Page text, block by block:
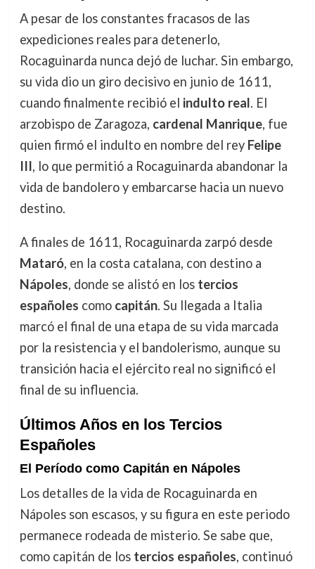
A pesar de los constantes fracasos de las
expediciones reales para detenerlo,
Rocaguinarda nunca dejó de luchar. Sin embargo,
su vida dio un giro decisivo en junio de 1611,
cuando finalmente recibió el indulto real. El
arzobispo de Zaragoza, cardenal Manrique, fue
quien firmó el indulto en nombre del rey Felipe
III, lo que permitió a Rocaguinarda abandonar la
vida de bandolero y embarcarse hacia un nuevo
destino.
A finales de 1611, Rocaguinarda zarpó desde
Mataró, en la costa catalana, con destino a
Nápoles, donde se alistó en los tercios
españoles como capitán. Su llegada a Italia
marcó el final de una etapa de su vida marcada
por la resistencia y el bandolerismo, aunque su
transición hacia el ejército real no significó el
final de su influencia.
Últimos Años en los Tercios
Españoles
El Período como Capitán en Nápoles
Los detalles de la vida de Rocaguinarda en
Nápoles son escasos, y su figura en este periodo
permanece rodeada de misterio. Se sabe que,
como capitán de los tercios españoles, continuó